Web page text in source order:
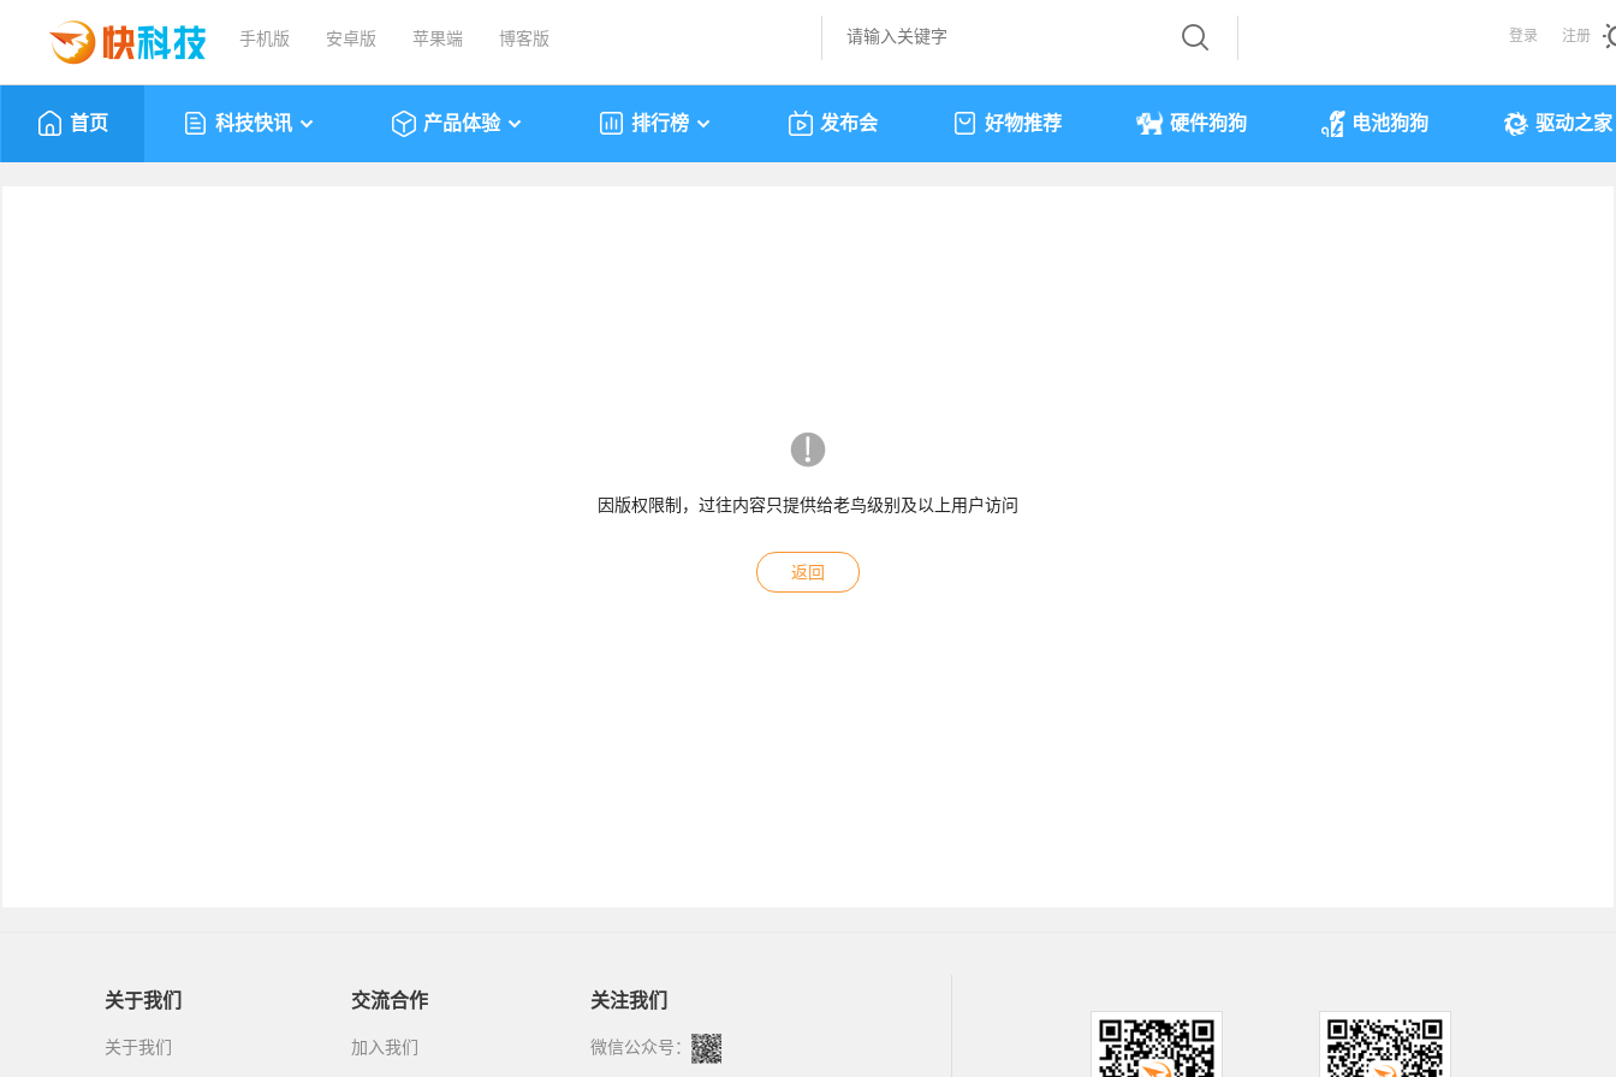
手机版 安卓版 苹果端 博客版 登录 注册
首页 科技快讯 产品体验 排行榜 发布会 好物推荐 硬件狗狗 电池狗狗 驱动之家
因版权限制，过往内容只提供给老鸟级别及以上用户访问
返回
关于我们
关于我们
交流合作
加入我们
关注我们
微信公众号：